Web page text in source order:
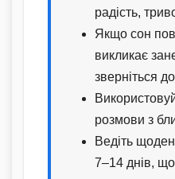
радість,
Якщо сон
викликає
зверніться
розмови з
Ведіть
7–14 днів,